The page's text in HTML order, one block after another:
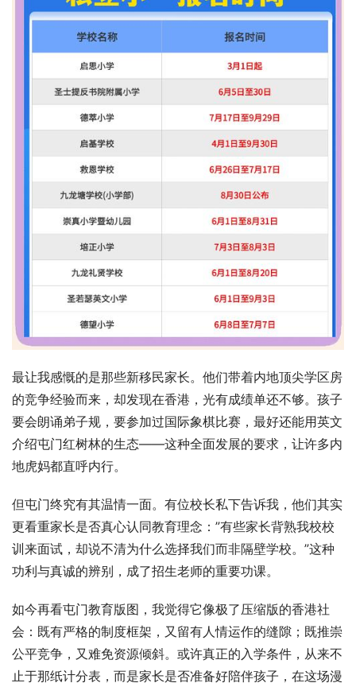
最让我感慨的是那些新移民家长。他们带着内地顶尖学区房
的竞争经验而来，却发现在香港，光有成绩单还不够。孩子
要会朗诵弟子规，要参加过国际象棋比赛，最好还能用英文
介绍屯门红树林的生态——这种全面发展的要求，让许多内
地虎妈都直呼内行。
但屯门终究有其温情一面。有位校长私下告诉我，他们其实
更看重家长是否真心认同教育理念：”有些家长背熟我校校
训来面试，却说不清为什么选择我们而非隔壁学校。”这种
功利与真诚的辨别，成了招生老师的重要功课。
如今再看屯门教育版图，我觉得它像极了压缩版的香港社
会：既有严格的制度框架，又留有人情运作的缝隙；既推崇
公平竞争，又难免资源倾斜。或许真正的入学条件，从来不
止于那纸计分表，而是家长是否准备好陪伴孩子，在这场漫